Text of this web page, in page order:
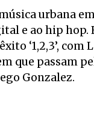
urbana
e ao hip hop.
‘1,2,3’,
que passam
Gonzalez.